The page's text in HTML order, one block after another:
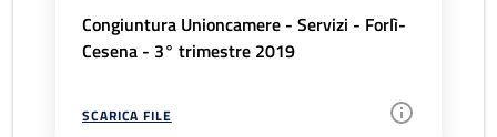
Congiuntura Unioncamere - Servizi - Forlì-
Cesena - 3° trimestre 2019
SCARICA FILE